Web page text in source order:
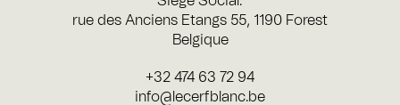
rue des Anciens Etangs 55, 1190 Forest
Belgique
+32 474 63 72 94
info@lecerfblanc.be